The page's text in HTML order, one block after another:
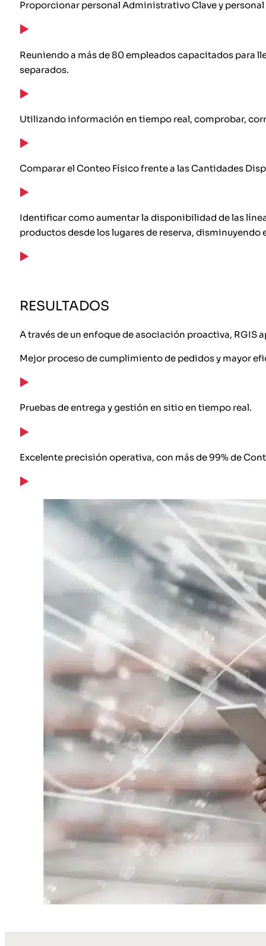
Proporcionar personal Administrativo Clave y
Reuniendo a más de 80 empleados capacitados para
separados.
Utilizando información en tiempo real, comprobar,
Comparar el Conteo Físico frente a las Cantidades
Identificar como aumentar la disponibilidad de las
productos desde los lugares de reserva,
RESULTADOS
A través de un enfoque de asociación proactiva, RGIS
Mejor proceso de cumplimiento de pedidos y mayor
Pruebas de entrega y gestión en sitio en tiempo real.
Excelente precisión operativa, con más de 99% de